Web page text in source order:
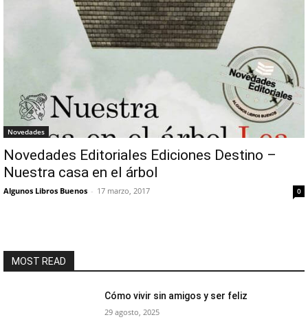
Novedades
Novedades Editoriales Ediciones Destino –
Nuestra casa en el árbol
Algunos Libros Buenos - 17 marzo, 2017 0
MOST READ
Cómo vivir sin amigos y ser feliz
29 agosto, 2025